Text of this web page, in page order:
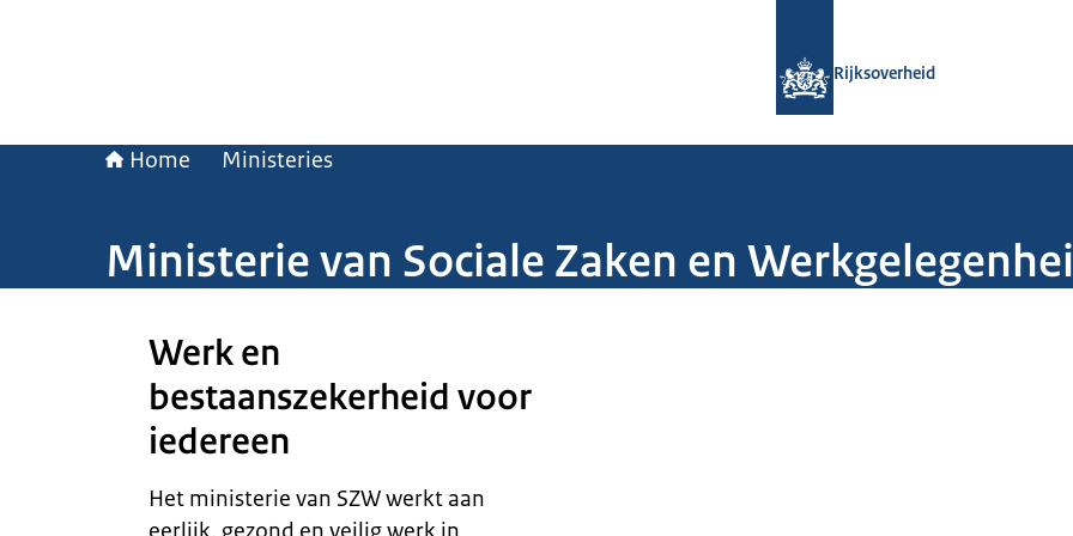
Rijksoverheid
Home Ministeries
Ministerie van Sociale Zaken en
Werk en
bestaanszekerheid voor
iedereen
Het ministerie van SZW werkt aan